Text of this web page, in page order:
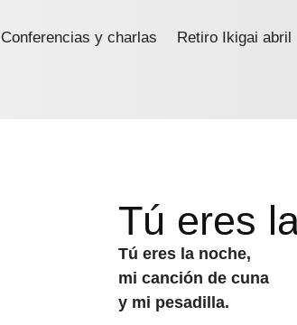
Conferencias y charlas Retiro Ikigai abril
Tú eres
Tú eres la noche,
mi canción de cuna
y mi pesadilla.